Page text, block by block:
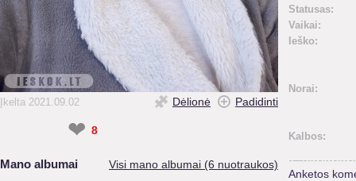
Įkelta 2021.09.02 Dėlionė Padidinti
❤ 8
Mano albumai Visi mano albumai (6 nuotraukos)
Statusas:
Vaikai:
Ieško:
Norai:
Kalbos:
Anketos